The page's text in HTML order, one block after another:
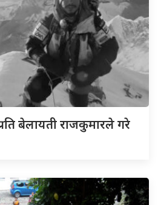
बेलायती राजकुमारले गरे